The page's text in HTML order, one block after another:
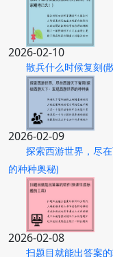
2026-02-10
散兵什么时候复刻(
2026-02-09
探索西游世界，尽
的种种奥秘)
2026-02-08
扫题目就能出答案